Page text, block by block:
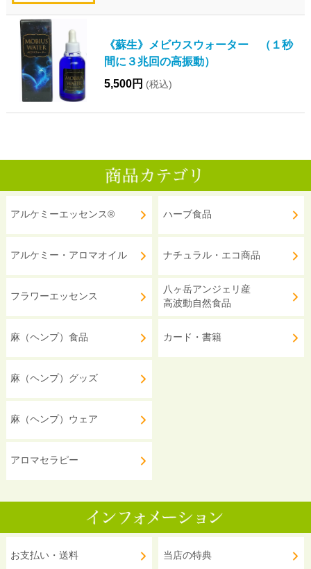
《蘇生》メビウスウォーター （１秒
間に３兆回の高振動）
5,500円 (税込)
アルケミーエッセンス®
アルケミー・アロマオイル
フラワーエッセンス
麻（ヘンプ）食品
麻（ヘンプ）グッズ
麻（ヘンプ）ウェア
アロマセラピー
ハーブ食品
ナチュラル・エコ商品
八ヶ岳アンジェリ産
高波動自然食品
カード・書籍
お支払い・送料 当店の特典